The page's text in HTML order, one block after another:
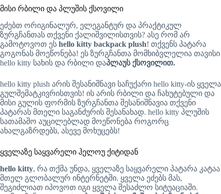
მისი რბილი და პლუშის ქსოვილი
ეძებთ ორიგინალურ, ელეგანტურ და პრაქტიკულ
ზურგჩანთას თქვენი ქალიშვილისთვის? ასე რომ არ
გამოტოვოთ ეს hello kitty backpack plush! თქვენს პატარა
გოგონას მოეწონება! ეს ზურგჩანთა მომხიბვლელია თავისი
hello kitty სახის და რბილი დაპლაუს ქსოვილით.
hello kitty plush არის შესანიშნავი საჩუქარი hello kitty-ის ყველა
გულშემატკივრისთვის! ის არის რბილი და ჩახუტებული და
მისი გულის ფორმის ზურგჩანთა შესანიშნავია თქვენი
პატარას მთელი საგანძურის შესანახად. hello kitty პლუშის
სათამაშო აუცილებლად მოეწონება როგორც
ახალგაზრდებს, ასევე მოხუცებს!
ყველაზე საყვარელი ჰელოუ ქიტიდან
hello kitty, რა თქმა უნდა, ყველაზე საყვარელი პატარა კატაა
მთელ გლობალურ ინტერნეტში. ყველა ეძებს მას,
შეგიძლიათ იპოვოთ იგი ყველა შესაძლო სიტუაციაში.